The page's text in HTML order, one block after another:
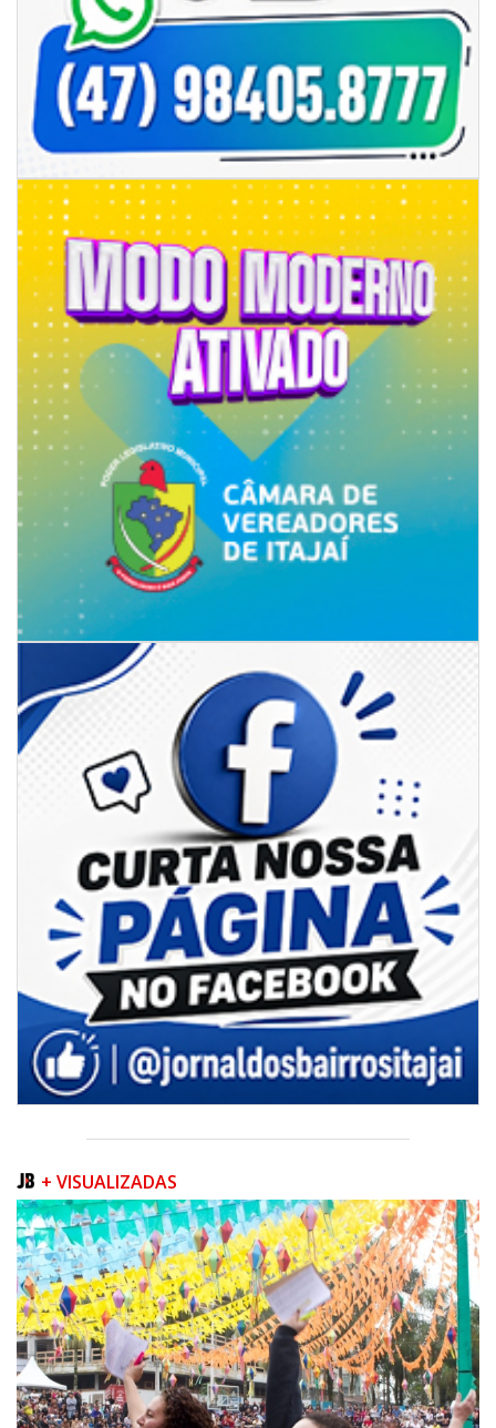
06/08/2026 | 18:28
Ciclone-bomba se forma sobre o oceano, mas Santa Catarina terá
impactos provocados pela frente fria e pelo vento Sul
ITAPEMA
06/08/2026 | 07:00
Secretaria de Cultura retoma oficinas culturais com diversas
modalidades para a comunidade
BALNEÁRIO CAMBORIÚ
06/08/2026 | 07:00
Inscrições para a exploração da gastronomia do 14º Acampamento
Farroupilha estão abertas
CAMBORIÚ
+ VISUALIZADAS